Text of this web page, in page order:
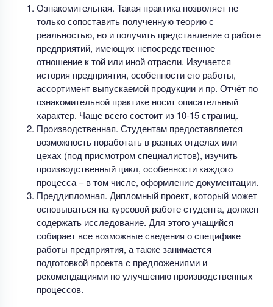
Ознакомительная. Такая практика позволяет не
только сопоставить полученную теорию с
реальностью, но и получить представление о работе
предприятий, имеющих непосредственное
отношение к той или иной отрасли. Изучается
история предприятия, особенности его работы,
ассортимент выпускаемой продукции и пр. Отчёт по
ознакомительной практике носит описательный
характер. Чаще всего состоит из 10-15 страниц.
Производственная. Студентам предоставляется
возможность поработать в разных отделах или
цехах (под присмотром специалистов), изучить
производственный цикл, особенности каждого
процесса – в том числе, оформление документации.
Преддипломная. Дипломный проект, который может
основываться на курсовой работе студента, должен
содержать исследование. Для этого учащийся
собирает все возможные сведения о специфике
работы предприятия, а также занимается
подготовкой проекта с предложениями и
рекомендациями по улучшению производственных
процессов.